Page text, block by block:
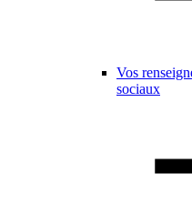
Vos
sociaux